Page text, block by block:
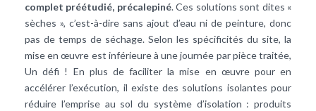
complet préétudié, précalepiné. Ces solutions sont dites «
sèches », c’est-à-dire sans ajout d’eau ni de peinture, donc
pas de temps de séchage. Selon les spécificités du site, la
mise en œuvre est inférieure à une journée par pièce traitée,
Un défi ! En plus de faciliter la mise en œuvre pour en
accélérer l’exécution, il existe des solutions isolantes pour
réduire l’emprise au sol du système d’isolation : produits